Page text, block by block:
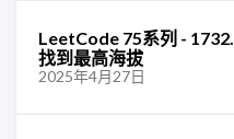
LeetCode 75系列 - 1732.
找到最高海拔
2025年4月27日